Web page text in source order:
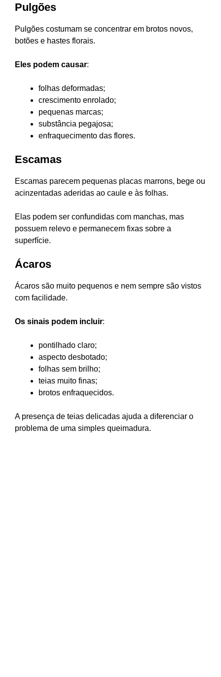
Pulgões
Pulgões costumam se concentrar em brotos novos,
botões e hastes florais.
Eles podem causar:
folhas deformadas;
crescimento enrolado;
pequenas marcas;
substância pegajosa;
enfraquecimento das flores.
Escamas
Escamas parecem pequenas placas marrons, bege ou
acinzentadas aderidas ao caule e às folhas.
Elas podem ser confundidas com manchas, mas
possuem relevo e permanecem fixas sobre a
superfície.
Ácaros
Ácaros são muito pequenos e nem sempre são vistos
com facilidade.
Os sinais podem incluir:
pontilhado claro;
aspecto desbotado;
folhas sem brilho;
teias muito finas;
brotos enfraquecidos.
A presença de teias delicadas ajuda a diferenciar o
problema de uma simples queimadura.